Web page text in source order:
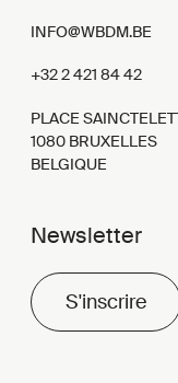
INFO@WBDM.BE
+32 2 421 84 42
PLACE
1080 BRUXELLES
BELGIQUE
Newsletter
S'inscrire